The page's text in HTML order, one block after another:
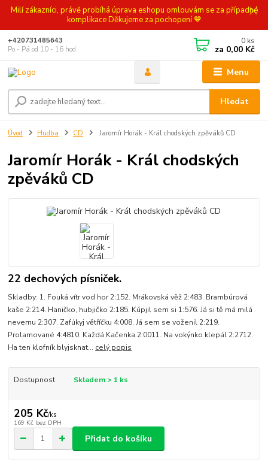
Milí zákazníci, právě probíhá úprava eshopu omlouvám se za případné
komplikace Děkujeme za pochopení 💙
Menu
Hledat
+420731485643
Po - Pá od 10 - 16 hod.
0 ks
za 0,00 Kč
Úvod Hudba CD Jaromír Horák - Král chodských zpěváků CD
Jaromír Horák - Král chodských
zpěváků CD
22 dechových písniček.
Skladby: 1. Fouká vítr vod hor 2:152. Mrákovská věž 2:483. Brambúrová
kaše 2:214. Haničko, hubjičko 2:185. Kúpjil sem si 1:576. Já si tě má milá
nevemu 2:307. Zafúkyj větříčku 4:008. Já sem se voženil 2:219.
Prolamované 4:4810. Každá Kačenka 2:0011. Na vokýnko klepál 2:2712.
Ha ten klofník blyjsknat... celý popis
Dostupnost Skladem > 1 ks
205 Kč/ks
169 Kč bez DPH
Přidat do košíku